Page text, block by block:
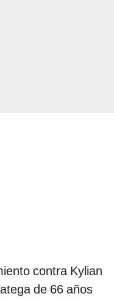
contra Kylian
de 66 años